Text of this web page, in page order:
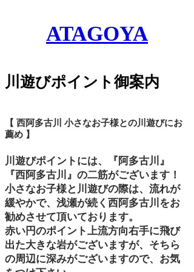
ATAGOYA
川遊びポイント御案内
【 西阿多古川 小さなお子様との川遊びにお
薦め 】
​川遊びポイントには、『阿多古川』
『西阿多古川』の二筋がございます！
小さなお子様と川遊びの際は、流れが
緩やかで、浅瀬が続く西阿多古川をお
勧めさせて頂いております。
​赤い円のポイント上流方向右手に飛び
出た大きな岩がございますが、そちら
の周辺に深みがございますので、お気